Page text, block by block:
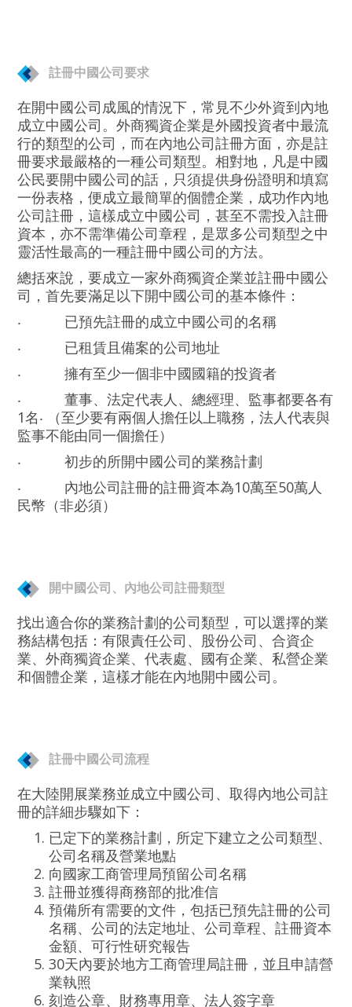
註冊中國公司要求
在開中國公司成風的情況下，常見不少外資到內地
成立中國公司。外商獨資企業是外國投資者中最流
行的類型的公司，而在內地公司註冊方面，亦是註
冊要求最嚴格的一種公司類型。相對地，凡是中國
公民要開中國公司的話，只須提供身份證明和填寫
一份表格，便成立最簡單的個體企業，成功作內地
公司註冊，這樣成立中國公司，甚至不需投入註冊
資本，亦不需準備公司章程，是眾多公司類型之中
靈活性最高的一種註冊中國公司的方法。
總括來說，要成立一家外商獨資企業並註冊中國公
司，首先要滿足以下開中國公司的基本條件：
‧
已預先註冊的成立中國公司的名稱
‧
已租賃且備案的公司地址
‧
擁有至少一個非中國國籍的投資者
‧
董事、法定代表人、總經理、監事都要各有
1名‧ （至少要有兩個人擔任以上職務，法人代表與
監事不能由同一個擔任）
‧
初步的所開中國公司的業務計劃
‧
內地公司註冊的註冊資本為10萬至50萬人
民幣（非必須）
開中國公司、內地公司註冊類型
找出適合你的業務計劃的公司類型，可以選擇的業
務結構包括：有限責任公司、股份公司、合資企
業、外商獨資企業、代表處、國有企業、私營企業
和個體企業，這樣才能在內地開中國公司。
註冊中國公司流程
在大陸開展業務並成立中國公司、取得內地公司註
冊的詳細步驟如下：
已定下的業務計劃，所定下建立之公司類型、
公司名稱及營業地點
向國家工商管理局預留公司名稱
註冊並獲得商務部的批准信
預備所有需要的文件，包括已預先註冊的公司
名稱、公司的法定地址、公司章程、註冊資本
金額、可行性研究報告
30天內要於地方工商管理局註冊，並且申請營
業執照
刻造公章、財務專用章、法人簽字章